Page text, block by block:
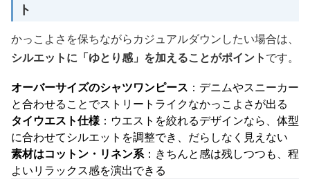
ト
かっこよさを保ちながらカジュアルダウンしたい場合は、
シルエットに「ゆとり感」を加えることがポイントです。
オーバーサイズのシャツワンピース ：デニムやスニーカー
と合わせることでストリートライクなかっこよさが出る
タイウエスト仕様：ウエストを絞れるデザインなら、体型
に合わせてシルエットを調整でき、だらしなく見えない
素材はコットン・リネン系：きちんと感は残しつつも、程
よいリラックス感を演出できる